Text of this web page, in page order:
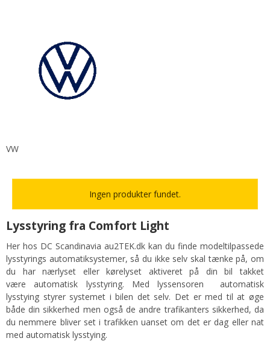
VW
Ingen produkter fundet.
Lysstyring fra Comfort Light
Her hos DC Scandinavia au2TEK.dk kan du finde modeltilpassede
lysstyrings automatiksystemer, så du ikke selv skal tænke på, om
du har nærlyset eller kørelyset aktiveret på din bil takket
være automatisk lysstyring. Med lyssensoren automatisk
lysstying styrer systemet i bilen det selv. Det er med til at øge
både din sikkerhed men også de andre trafikanters sikkerhed, da
du nemmere bliver set i trafikken uanset om det er dag eller nat
med automatisk lysstying.